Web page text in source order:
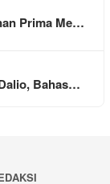
Prima Me…
Bahas…